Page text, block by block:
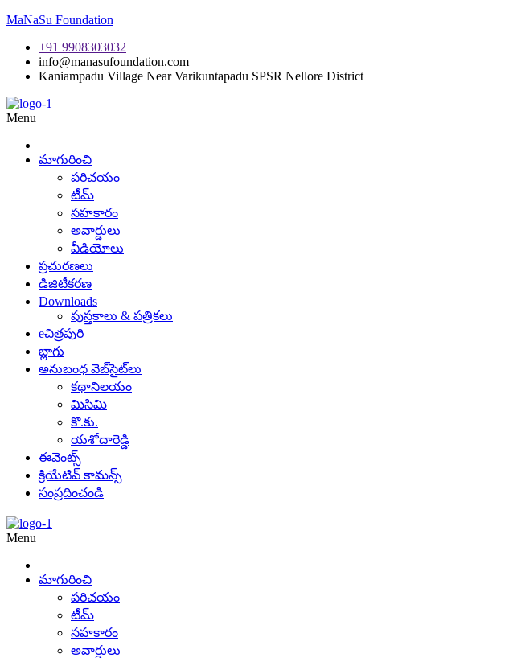
MaNaSu Foundation
+91 9908303032
info@manasufoundation.com
Kaniampadu Village Near Varikuntapadu SPSR Nellore District
Menu
మాగురించి
పరిచయం
టీమ్
సహకారం
అవార్డులు
వీడియోలు
ప్రచురణలు
డిజిటీకరణ
Downloads
పుస్తకాలు & పత్రికలు
eచిత్రపురి
బ్లాగు
అనుబంధ వెబ్‌సైట్‌లు
కథానిలయం
మిసిమి
కొ.కు.
యశోదారెడ్డి
ఈవెంట్స్
క్రియేటివ్ కామన్స్
సంప్రదించండి
Menu
మాగురించి
పరిచయం
టీమ్
సహకారం
అవార్డులు